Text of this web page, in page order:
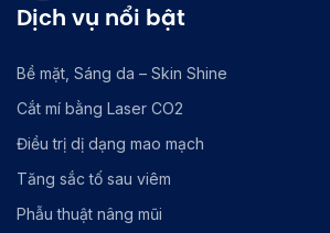
Dịch vụ nổi bật
Bề mặt, Sáng da – Skin Shine
Cắt mí bằng Laser CO2
Điều trị dị dạng mao mạch
Tăng sắc tố sau viêm
Phẫu thuật nâng mũi